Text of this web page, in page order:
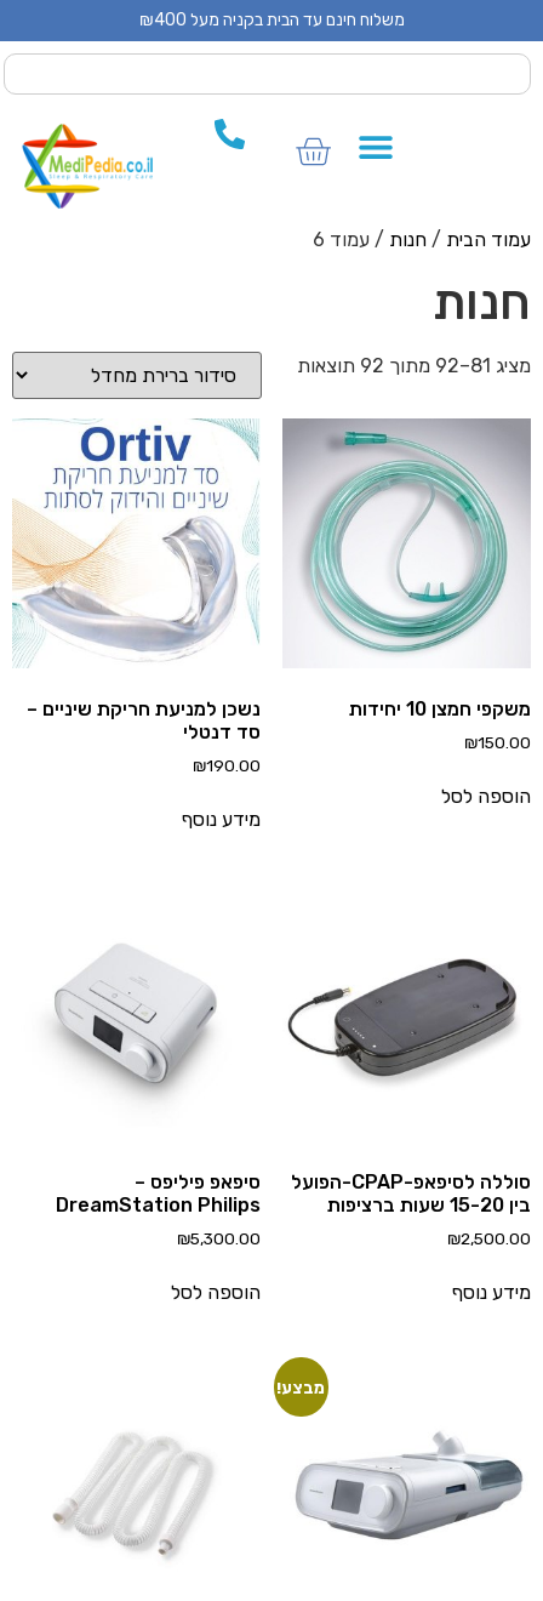
משלוח חינם עד הבית בקניה מעל ₪400
הבית/חנות/ עמוד 6
92 תוצאות
חמצן 10 יחידות
₪
לסל
נשכן למניעת חריקת שיניים –
סד דנטלי
₪190.00
מידע נוסף
סוללה לסיפאפ-CPAP-הפועל
₪
נוסף
סיפאפ פיליפס –
DreamStation Philips
₪5,300.00
הוספה לסל
מבצע!